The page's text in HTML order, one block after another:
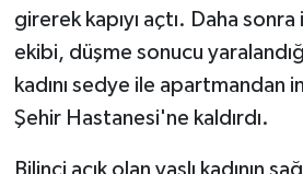
girerek kapıyı açtı. Daha
ekibi, düşme sonucu
kadını sedye ile apartmandan
Şehir Hastanesi'ne kaldırdı.